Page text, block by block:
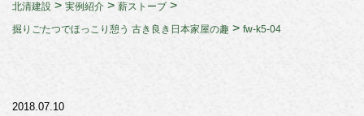
北清建設 > 実例紹介 > 薪ストーブ >
掘りごたつでほっこり憩う 古き良き日本家屋の趣 > fw-k5-04
2018.07.10